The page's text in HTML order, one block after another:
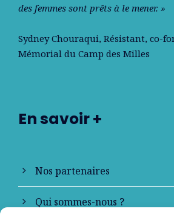
des femmes sont prêts à le mener. »
Sydney Chouraqui, Résistant, co-
Mémorial du Camp des Milles
En savoir +
Nos partenaires
Qui sommes-nous ?